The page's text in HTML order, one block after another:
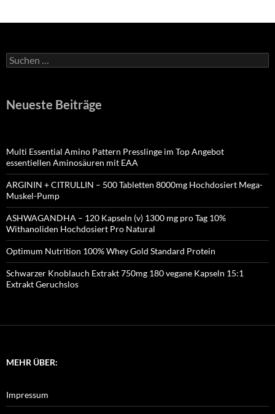
Suchen
nach:
Neueste Beiträge
Multi Essential Amino Pattern Presslinge im Top Angebot
essentiellen Aminosäuren mit EAA
ARGININ + CITRULLIN – 500 Tabletten 8000mg Hochdosiert Mega-
Muskel-Pump
ASHWAGANDHA – 120 Kapseln (v) 1300 mg pro Tag 10%
Withanoliden Hochdosiert Pro Natural
Optimum Nutrition 100% Whey Gold Standard Protein
Schwarzer Knoblauch Extrakt 750mg 180 vegane Kapseln 15:1
Extrakt Geruchslos
MEHR ÜBER:
Impressum